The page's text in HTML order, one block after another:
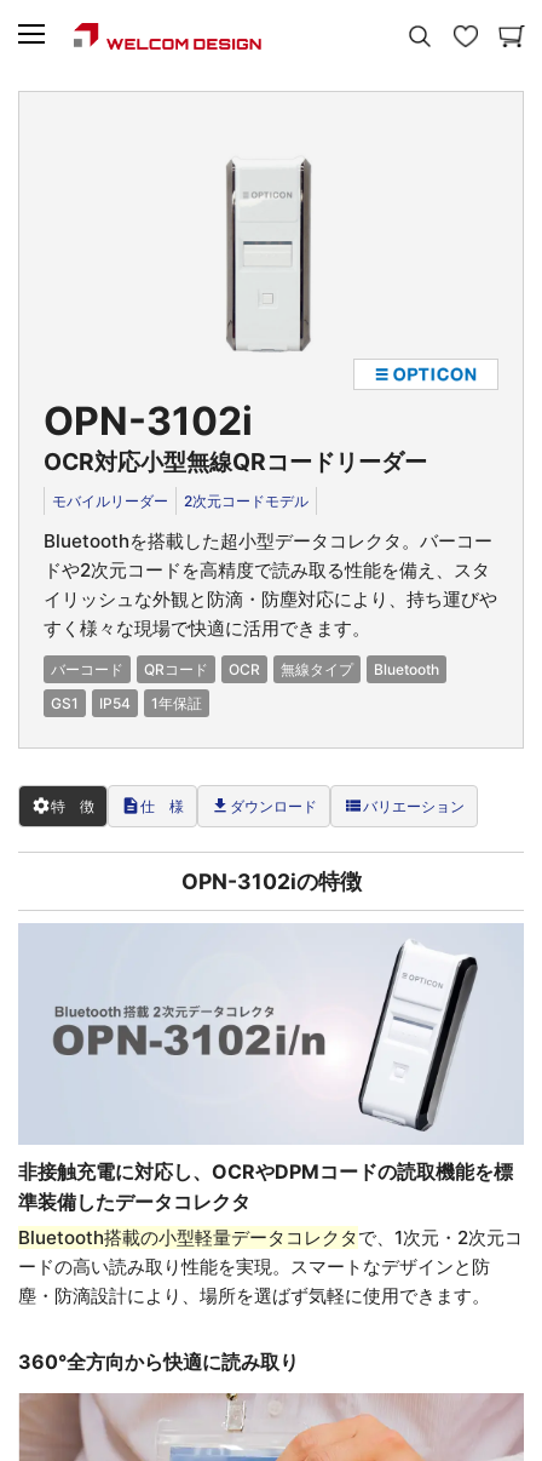
OPN-3102i
OCR対応小型無線QRコードリーダー
モバイルリーダー 2次元コードモデル
Bluetoothを搭載した超小型データコレクタ。バーコー
ドや2次元コードを高精度で読み取る性能を備え、スタ
イリッシュな外観と防滴・防塵対応により、持ち運びや
すく様々な現場で快適に活用できます。
バーコード QRコード OCR 無線タイプ
Bluetooth
GS1
IP54 1年保証
settings特 徴 description仕 様 file_download ダウンロード view_listバリエーション
OPN-3102iの特徴
非接触充電に対応し、OCRやDPMコードの読取機能を標
準装備したデータコレクタ
Bluetooth搭載の小型軽量データコレクタで、1次元・2次元コ
ードの高い読み取り性能を実現。スマートなデザインと防
塵・防滴設計により、場所を選ばず気軽に使用できます。
360°全方向から快適に読み取り